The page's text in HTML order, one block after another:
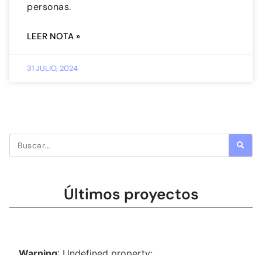
personas.
LEER NOTA »
31 JULIO, 2024
Últimos proyectos